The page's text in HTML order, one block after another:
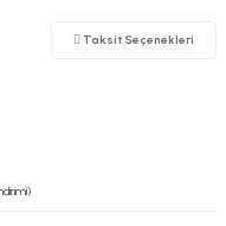
Taksit Seçenekleri